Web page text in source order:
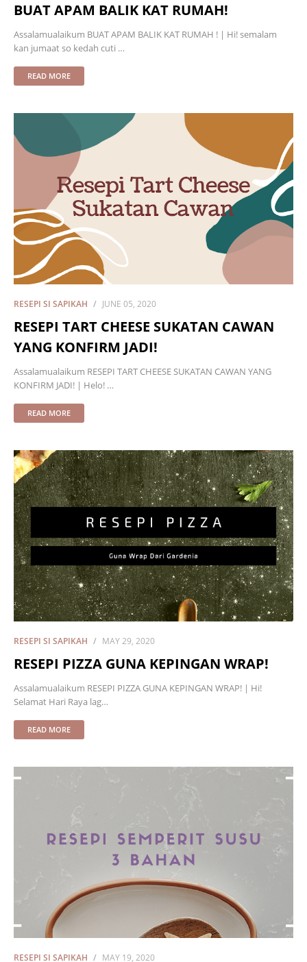
BUAT APAM BALIK KAT RUMAH!
Assalamualaikum BUAT APAM BALIK KAT RUMAH ! | Hi! semalam
kan jumaat so kedah cuti …
READ MORE
RESEPI SI SAPIKAH JUNE 05, 2020
RESEPI TART CHEESE SUKATAN CAWAN
YANG KONFIRM JADI!
Assalamualaikum RESEPI TART CHEESE SUKATAN CAWAN YANG
KONFIRM JADI! | Helo! …
READ MORE
RESEPI SI SAPIKAH MAY 29, 2020
RESEPI PIZZA GUNA KEPINGAN WRAP!
Assalamualaikum RESEPI PIZZA GUNA KEPINGAN WRAP! | Hi!
Selamat Hari Raya lag…
READ MORE
RESEPI SI SAPIKAH MAY 19, 2020